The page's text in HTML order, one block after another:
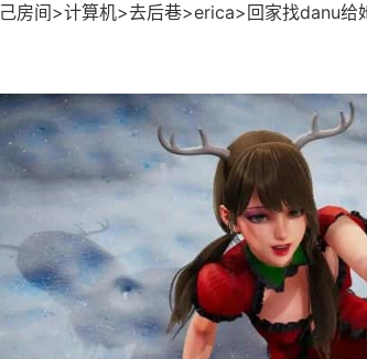
己房间>计算机>去后巷>erica>回家找danu给